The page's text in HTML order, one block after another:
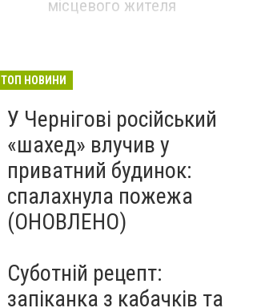
місцевого жителя
ТОП НОВИНИ
У Чернігові російський
«шахед» влучив у
приватний будинок:
спалахнула пожежа
(ОНОВЛЕНО)
Суботній рецепт:
запіканка з кабачків та